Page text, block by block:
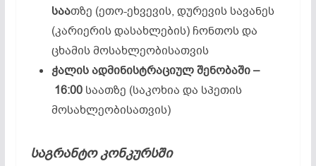
საათზე (ეთო-ეხვევის, დურევის სავანეს
(კარიერის დასახლების) ჩონთოს და
ცხამის მოსახლეობისათვის
ჭალის ადმინისტრაციულ შენობაში –
16:00საათზე (საკოხია და სპეთის
მოსახლეობისათვის)
საგრანტო კონკურსში